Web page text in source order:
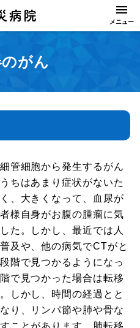
がん
管細胞から発生するがん
ちはあまり症状がないた
、大きくなって、血尿が
様自身がお腹の腫瘤に気
た。しかし、最近では人
及や、他の病気でCTがと
階で見つかるようになっ
で見つかった場合は転移
しかし、時間の経過とと
り、リンパ節や肺や骨な
ことがあります。肺転移